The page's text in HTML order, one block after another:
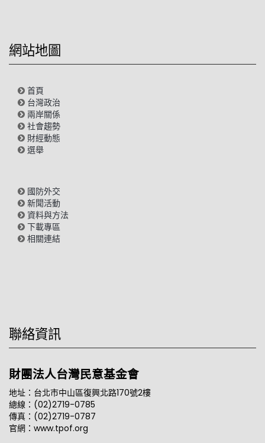
網站地圖
首頁
台灣政治
兩岸關係
社會趨勢
財經動態
選舉
國防外交
新聞活動
資料與方法
下載專區
相關連結
聯絡資訊
財團法人台灣民意基金會
地址：台北市中山區復興北路170號2樓
總線：(02)2719-0785
傳真：(02)2719-0787
官網：www.tpof.org